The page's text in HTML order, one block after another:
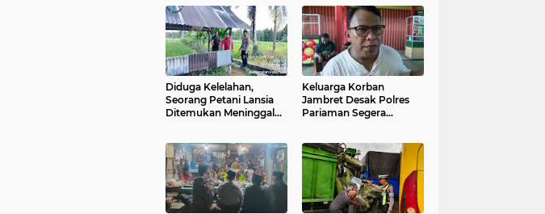
Diduga Kelelahan,
Seorang Petani Lansia
Ditemukan Meninggal
Keluarga Korban
Jambret Desak Polres
Pariaman Segera